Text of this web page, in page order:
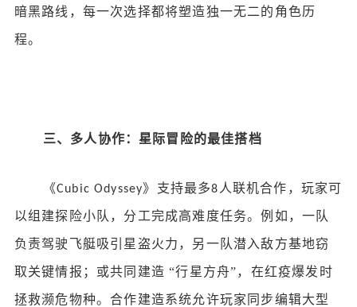
暗黑路线，每一次选择都将塑造独一无二的角色历
程。
三、多人协作：星际冒险的最佳搭档
《Cubic Odyssey》支持最多8 人联机合作，玩家可
以组建探险小队，分工完成高难度任务。例如，一队
负责驾驶飞艇吸引星盗火力，另一队潜入敌方基地窃
取关键情报；或共同建造 “行星方舟”，在红疫爆发时
拯救濒危物种。合作建造系统允许玩家同步编辑大型